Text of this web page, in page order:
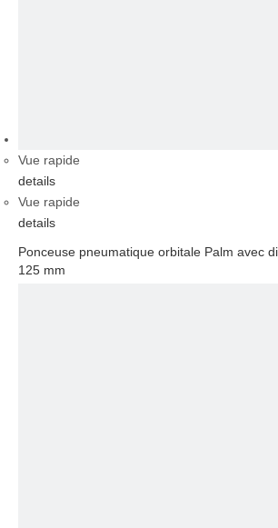
Vue rapide
details
Vue rapide
details
Ponceuse pneumatique orbitale Palm avec
125 mm